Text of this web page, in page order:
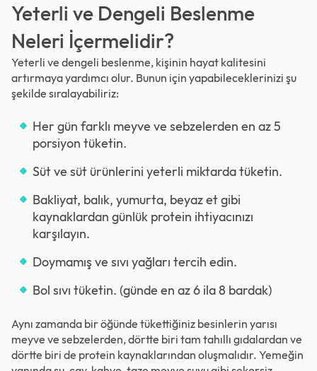
Yeterli ve Dengeli Beslenme
Neleri İçermelidir?
Yeterli ve dengeli beslenme, kişinin hayat kalitesini
artırmaya yardımcı olur. Bunun için yapabileceklerinizi şu
şekilde sıralayabiliriz:
Her gün farklı meyve ve sebzelerden en az 5
porsiyon tüketin.
Süt ve süt ürünlerini yeterli miktarda tüketin.
Bakliyat, balık, yumurta, beyaz et gibi
kaynaklardan günlük protein ihtiyacınızı
karşılayın.
Doymamış ve sıvı yağları tercih edin.
Bol sıvı tüketin. (günde en az 6 ila 8 bardak)
Aynı zamanda bir öğünde tükettiğiniz besinlerin yarısı
meyve ve sebzelerden, dörtte biri tam tahıllı gıdalardan ve
dörtte biri de protein kaynaklarından oluşmalıdır. Yemeğin